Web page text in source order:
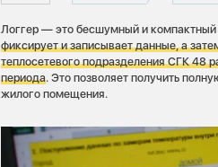
Логгер — это бесшумный и
фиксирует и записывает данные, а
теплосетевого подразделения СГК 48
периода. Это позволяет получить
жилого помещения.